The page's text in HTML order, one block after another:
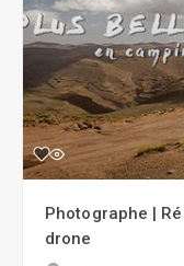
Photographe |
drone